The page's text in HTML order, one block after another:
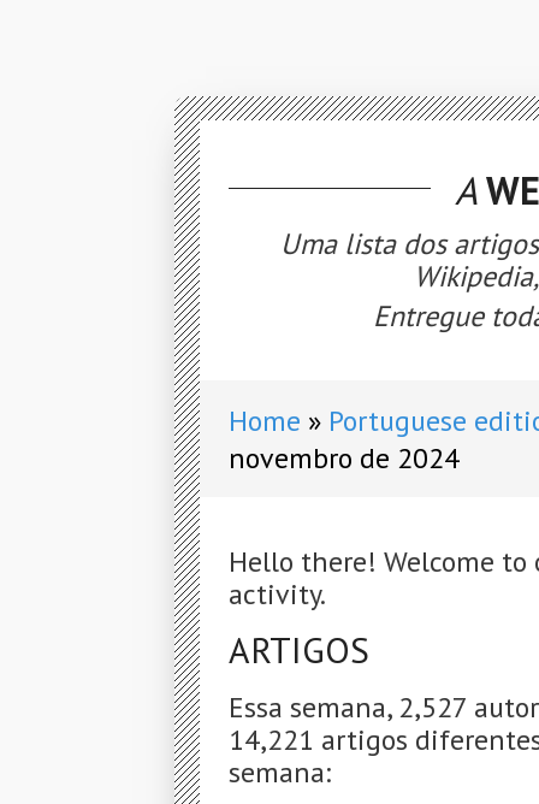
A
Uma lista dos
Entregue
Home
Portuguese
novembro de 2024
Hello there! Welcome
activity.
ARTIGOS
Essa semana, 2,527
14,221 artigos
semana: